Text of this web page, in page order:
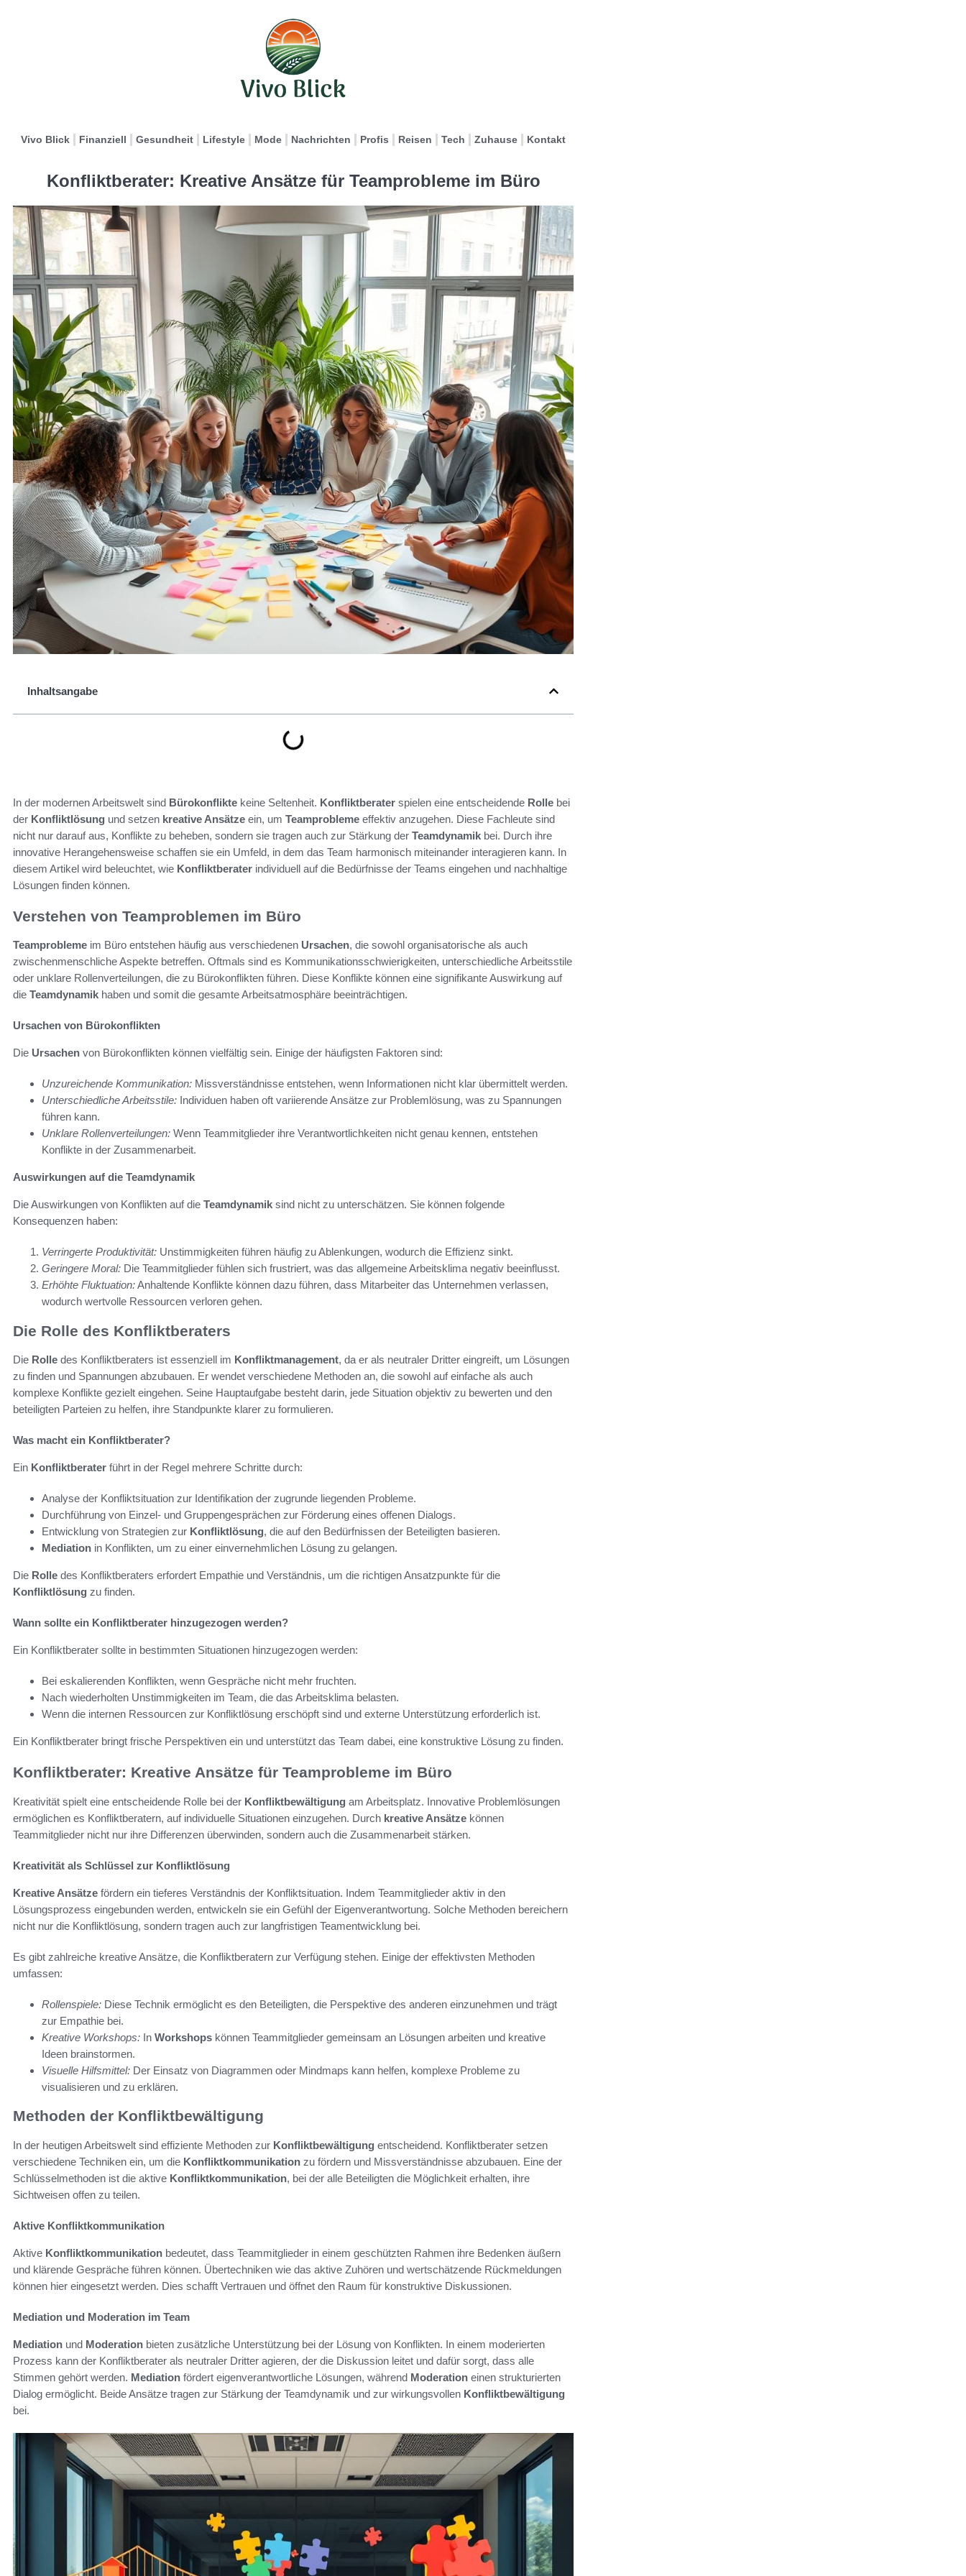
Vivo Blick Finanziell Gesundheit Lifestyle Mode Nachrichten Profis Reisen Tech Zuhause Kontakt
Konfliktberater: Kreative Ansätze für Teamprobleme im Büro
Inhaltsangabe
In der modernen Arbeitswelt sind Bürokonflikte keine Seltenheit. Konfliktberater spielen eine entscheidende Rolle bei
der Konfliktlösung und setzen kreative Ansätze ein, um Teamprobleme effektiv anzugehen. Diese Fachleute sind
nicht nur darauf aus, Konflikte zu beheben, sondern sie tragen auch zur Stärkung der Teamdynamik bei. Durch ihre
innovative Herangehensweise schaffen sie ein Umfeld, in dem das Team harmonisch miteinander interagieren kann. In
diesem Artikel wird beleuchtet, wie Konfliktberater individuell auf die Bedürfnisse der Teams eingehen und nachhaltige
Lösungen finden können.
Verstehen von Teamproblemen im Büro
Teamprobleme im Büro entstehen häufig aus verschiedenen Ursachen, die sowohl organisatorische als auch
zwischenmenschliche Aspekte betreffen. Oftmals sind es Kommunikationsschwierigkeiten, unterschiedliche Arbeitsstile
oder unklare Rollenverteilungen, die zu Bürokonflikten führen. Diese Konflikte können eine signifikante Auswirkung auf
die Teamdynamik haben und somit die gesamte Arbeitsatmosphäre beeinträchtigen.
Ursachen von Bürokonflikten
Die Ursachen von Bürokonflikten können vielfältig sein. Einige der häufigsten Faktoren sind:
Unzureichende Kommunikation: Missverständnisse entstehen, wenn Informationen nicht klar übermittelt werden.
Unterschiedliche Arbeitsstile: Individuen haben oft variierende Ansätze zur Problemlösung, was zu Spannungen
führen kann.
Unklare Rollenverteilungen: Wenn Teammitglieder ihre Verantwortlichkeiten nicht genau kennen, entstehen
Konflikte in der Zusammenarbeit.
Auswirkungen auf die Teamdynamik
Die Auswirkungen von Konflikten auf die Teamdynamik sind nicht zu unterschätzen. Sie können folgende
Konsequenzen haben:
Verringerte Produktivität: Unstimmigkeiten führen häufig zu Ablenkungen, wodurch die Effizienz sinkt.
Geringere Moral: Die Teammitglieder fühlen sich frustriert, was das allgemeine Arbeitsklima negativ beeinflusst.
Erhöhte Fluktuation:Anhaltende Konflikte können dazu führen, dass Mitarbeiter das Unternehmen verlassen,
wodurch wertvolle Ressourcen verloren gehen.
Die Rolle des Konfliktberaters
Die Rolle des Konfliktberaters ist essenziell im Konfliktmanagement, da er als neutraler Dritter eingreift, um Lösungen
zu finden und Spannungen abzubauen. Er wendet verschiedene Methoden an, die sowohl auf einfache als auch
komplexe Konflikte gezielt eingehen. Seine Hauptaufgabe besteht darin, jede Situation objektiv zu bewerten und den
beteiligten Parteien zu helfen, ihre Standpunkte klarer zu formulieren.
Was macht ein Konfliktberater?
Ein Konfliktberater führt in der Regel mehrere Schritte durch:
Analyse der Konfliktsituation zur Identifikation der zugrunde liegenden Probleme.
Durchführung von Einzel- und Gruppengesprächen zur Förderung eines offenen Dialogs.
Entwicklung von Strategien zur Konfliktlösung, die auf den Bedürfnissen der Beteiligten basieren.
Mediation in Konflikten, um zu einer einvernehmlichen Lösung zu gelangen.
Die Rolle des Konfliktberaters erfordert Empathie und Verständnis, um die richtigen Ansatzpunkte für die
Konfliktlösung zu finden.
Wann sollte ein Konfliktberater hinzugezogen werden?
Ein Konfliktberater sollte in bestimmten Situationen hinzugezogen werden:
Bei eskalierenden Konflikten, wenn Gespräche nicht mehr fruchten.
Nach wiederholten Unstimmigkeiten im Team, die das Arbeitsklima belasten.
Wenn die internen Ressourcen zur Konfliktlösung erschöpft sind und externe Unterstützung erforderlich ist.
Ein Konfliktberater bringt frische Perspektiven ein und unterstützt das Team dabei, eine konstruktive Lösung zu finden.
Konfliktberater: Kreative Ansätze für Teamprobleme im Büro
Kreativität spielt eine entscheidende Rolle bei der Konfliktbewältigung am Arbeitsplatz. Innovative Problemlösungen
ermöglichen es Konfliktberatern, auf individuelle Situationen einzugehen. Durch kreative Ansätze können
Teammitglieder nicht nur ihre Differenzen überwinden, sondern auch die Zusammenarbeit stärken.
Kreativität als Schlüssel zur Konfliktlösung
Kreative Ansätze fördern ein tieferes Verständnis der Konfliktsituation. Indem Teammitglieder aktiv in den
Lösungsprozess eingebunden werden, entwickeln sie ein Gefühl der Eigenverantwortung. Solche Methoden bereichern
nicht nur die Konfliktlösung, sondern tragen auch zur langfristigen Teamentwicklung bei.
Es gibt zahlreiche kreative Ansätze, die Konfliktberatern zur Verfügung stehen. Einige der effektivsten Methoden
umfassen:
Rollenspiele: Diese Technik ermöglicht es den Beteiligten, die Perspektive des anderen einzunehmen und trägt
zur Empathie bei.
Kreative Workshops: In Workshops können Teammitglieder gemeinsam an Lösungen arbeiten und kreative
Ideen brainstormen.
Visuelle Hilfsmittel: Der Einsatz von Diagrammen oder Mindmaps kann helfen, komplexe Probleme zu
visualisieren und zu erklären.
Methoden der Konfliktbewältigung
In der heutigen Arbeitswelt sind effiziente Methoden zur Konfliktbewältigung entscheidend. Konfliktberater setzen
verschiedene Techniken ein, um die Konfliktkommunikation zu fördern und Missverständnisse abzubauen. Eine der
Schlüsselmethoden ist die aktive Konfliktkommunikation, bei der alle Beteiligten die Möglichkeit erhalten, ihre
Sichtweisen offen zu teilen.
Aktive Konfliktkommunikation
Aktive Konfliktkommunikation bedeutet, dass Teammitglieder in einem geschützten Rahmen ihre Bedenken äußern
und klärende Gespräche führen können. Übertechniken wie das aktive Zuhören und wertschätzende Rückmeldungen
können hier eingesetzt werden. Dies schafft Vertrauen und öffnet den Raum für konstruktive Diskussionen.
Mediation und Moderation im Team
Mediation und Moderation bieten zusätzliche Unterstützung bei der Lösung von Konflikten. In einem moderierten
Prozess kann der Konfliktberater als neutraler Dritter agieren, der die Diskussion leitet und dafür sorgt, dass alle
Stimmen gehört werden. Mediation fördert eigenverantwortliche Lösungen, während Moderation einen strukturierten
Dialog ermöglicht. Beide Ansätze tragen zur Stärkung der Teamdynamik und zur wirkungsvollen Konfliktbewältigung
bei.